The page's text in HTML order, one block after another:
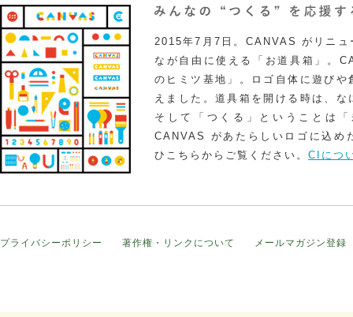
2015年7月7日。CANVAS がリニュ
なが自由に使える「お道具箱」。
のヒミツ基地」。ロゴ自体に遊び
えました。道具箱を開ける時は、
そして「つくる」ということは
CANVAS があたらしいロゴに込め
ひこちらからご覧ください。 CIにつ
プライバシーポリシー 著作権・リンクについて メールマガジン登録